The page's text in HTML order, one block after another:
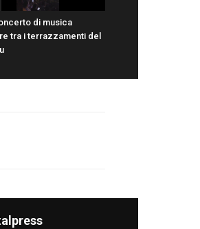
di musica
tra i terrazzamenti del